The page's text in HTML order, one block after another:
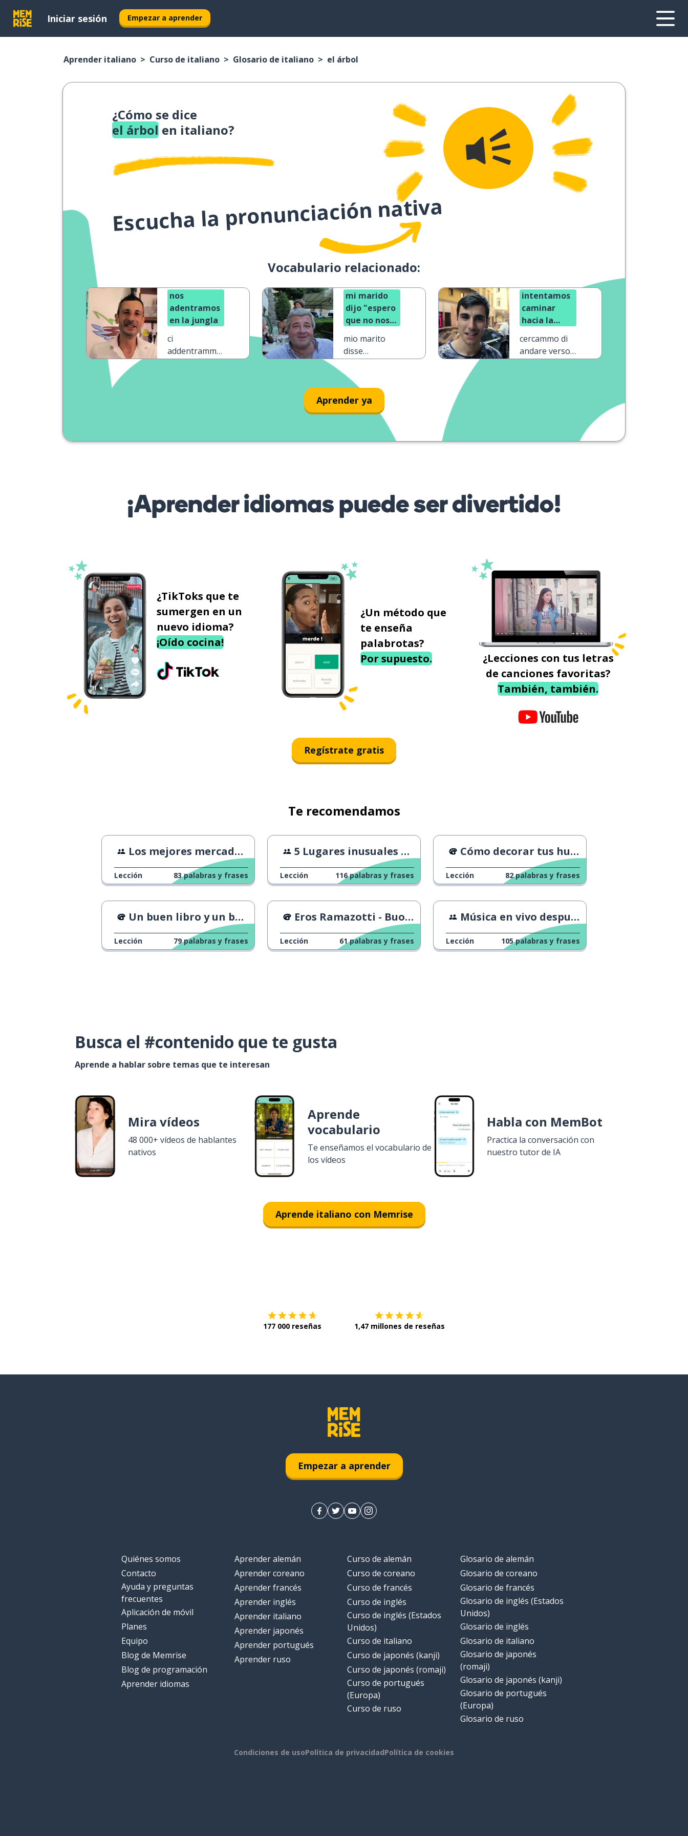
Iniciar sesión Empezar a aprender
Aprender italiano Curso de italiano Glosario de italiano el árbol
¿Cómo se dice
el árbol en italiano?
Escucha la pronunciación nativa
Vocabulario relacionado:
nos
adentramos
en la jungla
ci
addentrammo
mi marido
dijo "espero
que no nos
mio marito
disse
non perderci"
intentamos
caminar
hacia la
pero era
demasiado
cercammo di
andare verso
Aprender ya
¡Aprender idiomas puede ser divertido!
¿TikToks que te
sumergen en un
nuevo idioma?
¡Oído cocina!
¿Un método que
te enseña
palabrotas?
Por supuesto.
¿Lecciones con tus letras
de canciones favoritas?
También, también.
Regístrate gratis
Te recomendamos
Los mejores mercados navideños
Lección 83 palabras y frases
5 Lugares inusuales para dormir
Lección 116 palabras y frases
Cómo decorar tus huevos de Pascua
Lección 82 palabras y frases
Un buen libro y un buen vino
Lección 79 palabras y frases
Eros Ramazotti - Buon Natale
Lección 61 palabras y frases
Música en vivo después del Covid
Lección 105 palabras y frases
Busca el #contenido que te gusta
Aprende a hablar sobre temas que te interesan
Mira vídeos
48 000+ vídeos de hablantes
nativos
Aprende
vocabulario
Te enseñamos el vocabulario de
los vídeos
Habla con MemBot
Practica la conversación con
nuestro tutor de IA
Aprende italiano con Memrise
177 000 reseñas 1,47 millones de reseñas
Empezar a aprender
Quiénes somos
Contacto
Ayuda y preguntas
frecuentes
Aplicación de móvil
Planes
Equipo
Blog de Memrise
Blog de programación
Aprender idiomas
Aprender alemán
Aprender coreano
Aprender francés
Aprender inglés
Aprender italiano
Aprender japonés
Aprender portugués
Aprender ruso
Curso de alemán
Curso de coreano
Curso de francés
Curso de inglés
Curso de inglés (Estados
Unidos)
Curso de italiano
Curso de japonés (kanji)
Curso de japonés (romaji)
Curso de portugués
(Europa)
Curso de ruso
Glosario de alemán
Glosario de coreano
Glosario de francés
Glosario de inglés (Estados
Unidos)
Glosario de inglés
Glosario de italiano
Glosario de japonés
(romaji)
Glosario de japonés (kanji)
Glosario de portugués
(Europa)
Glosario de ruso
Condiciones de usoPolítica de privacidadPolítica de cookies